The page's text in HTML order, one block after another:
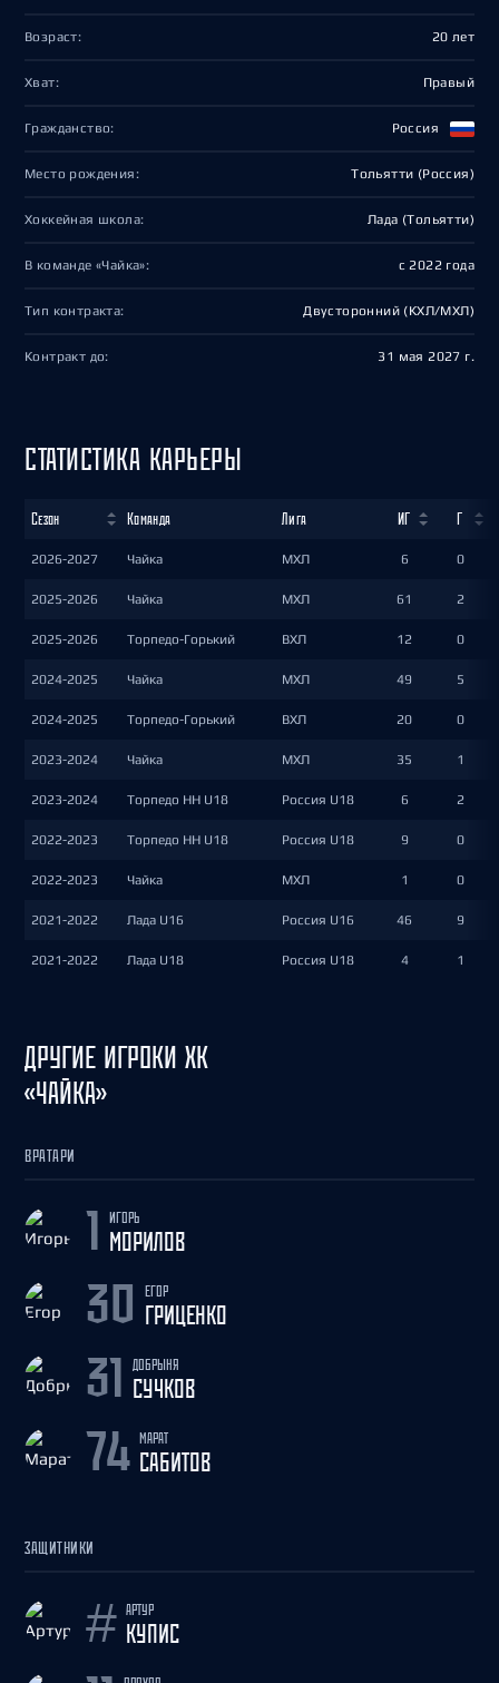
Возраст: 20 лет
Хват: Правый
Гражданство: Россия
Место рождения: Тольятти (Россия)
Хоккейная школа: Лада (Тольятти)
В команде «Чайка»: с 2022 года
Тип контракта: Двусторонний (КХЛ/МХЛ)
Контракт до: 31 мая 2027 г.
СТАТИСТИКА КАРЬЕРЫ
Сезон Команда Лига ИГ Г
2026-2027 Чайка МХЛ 6 0
2025-2026 Чайка МХЛ 61 2
2025-2026 Торпедо-Горький ВХЛ 12 0
2024-2025 Чайка МХЛ 49 5
2024-2025 Торпедо-Горький ВХЛ 20 0
2023-2024 Чайка МХЛ 35 1
2023-2024 Торпедо НН U18 Россия U18 6 2
2022-2023 Торпедо НН U18 Россия U18 9 0
2022-2023 Чайка МХЛ 1 0
2021-2022 Лада U16 Россия U16 46 9
2021-2022 Лада U18 Россия U18 4 1
ДРУГИЕ ИГРОКИ ХК
«ЧАЙКА»
ВРАТАРИ
ИГОРЬ
МОРИЛОВ
30 ЕГОР
ГРИЦЕНКО
31 ДОБРЫНЯ
СУЧКОВ
74 МАРАТ
САБИТОВ
ЗАЩИТНИКИ
# АРТУР
КУПИС